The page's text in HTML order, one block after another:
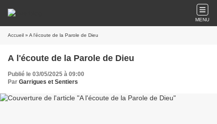
MENU
Accueil » A l'écoute de la Parole de Dieu
A l'écoute de la Parole de Dieu
Publié le 03/05/2025 à 09:00
Par Garrigues et Sentiers